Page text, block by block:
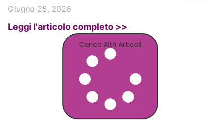
Giugno 25, 2026
Leggi l'articolo completo >>
Carica Altri Articoli